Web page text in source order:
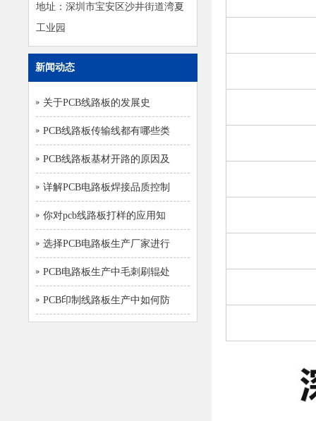
地址：深圳市宝安区沙井街道湾夏
工业园
新闻动态
关于PCB线路板的发展史
PCB线路板传输线都有哪些类
PCB线路板基材开路的原因及
详解PCB电路板焊接品质控制
你对pcb线路板打样的应用知
选择PCB电路板生产厂家进行
PCB电路板生产中毛刺刷辊处
PCB印制线路板生产中如何防